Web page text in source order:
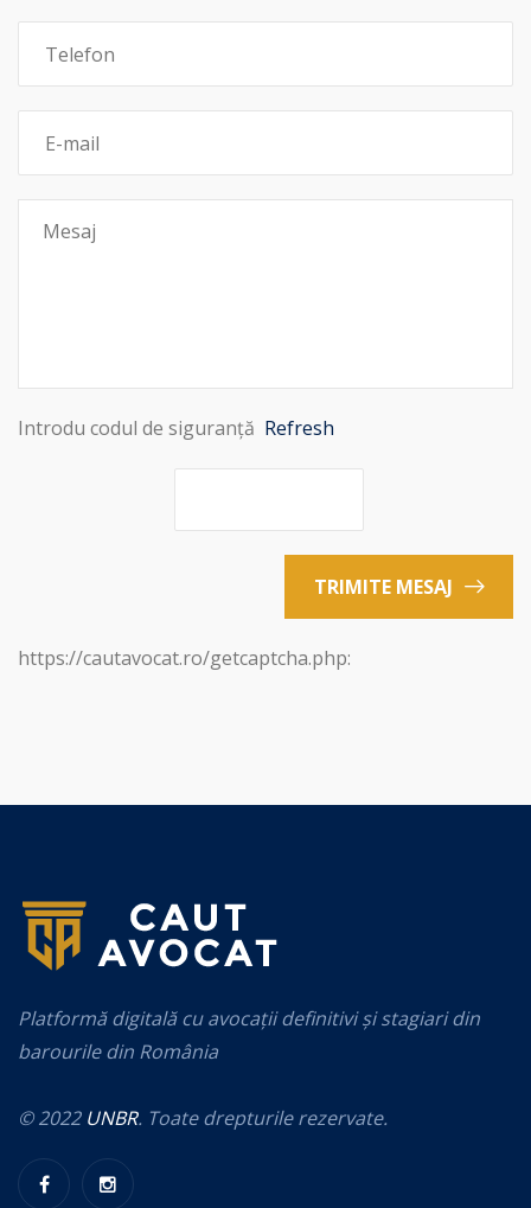
Introdu codul de siguranță Refresh
TRIMITE MESAJ
https://cautavocat.ro/getcaptcha.php:
Platformă digitală cu avocații definitivi și stagiari din
barourile din România
© 2022 UNBR. Toate drepturile rezervate.